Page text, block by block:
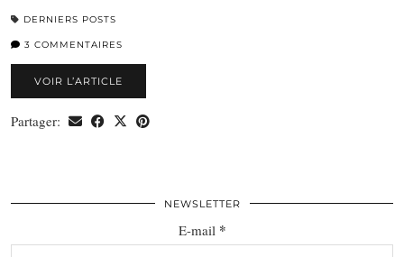
DERNIERS POSTS
3 COMMENTAIRES
VOIR L’ARTICLE
Partager:
NEWSLETTER
E-mail *